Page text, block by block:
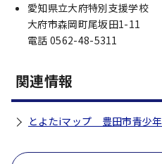
愛知県立大府特別支援学校
大府市森岡町尾坂田1-11
電話 0562-48-5311
関連情報
とよたiマップ 豊田市青少